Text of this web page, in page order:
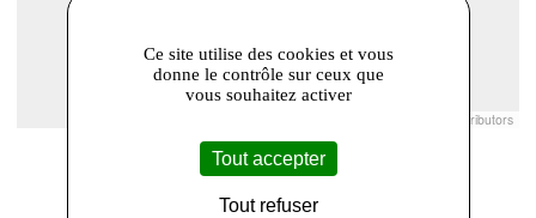
contributors
Ce site utilise des cookies et vous
donne le contrôle sur ceux que
vous souhaitez activer
Tout accepter
Tout refuser